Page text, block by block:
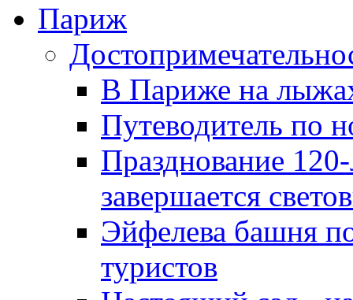
Париж
В Париже на
Путеводитель по
Празднование
завершается
Эйфелева башня
туристов